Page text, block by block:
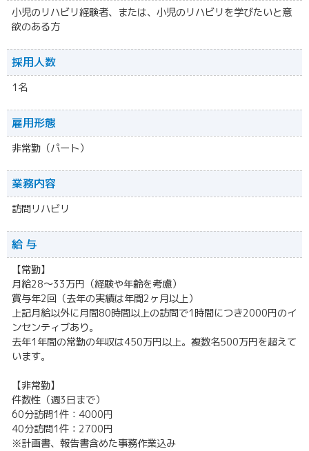
小児のリハビリ経験者、または、小児のリハビリを学びたいと意
欲のある方
採用人数
1名
雇用形態
非常勤（パート）
業務内容
訪問リハビリ
給 与
【常勤】
月給28～33万円（経験や年齢を考慮）
賞与年2回（去年の実績は年間2ヶ月以上）
上記月給以外に月間80時間以上の訪問で1時間につき2000円のイ
ンセンティブあり。
去年1年間の常勤の年収は450万円以上。複数名500万円を超えて
います。
【非常勤】
件数性（週3日まで）
60分訪問1件：4000円
40分訪問1件：2700円
※計画書、報告書含めた事務作業込み